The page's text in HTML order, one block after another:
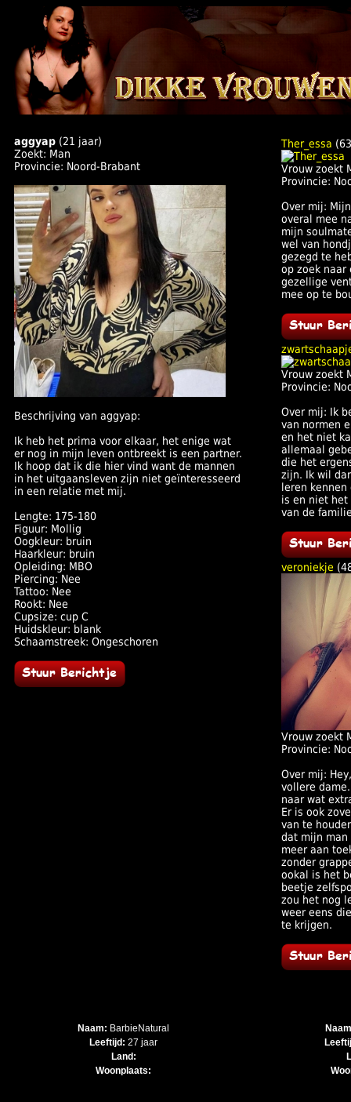
aggyap (21 jaar)
Zoekt: Man
Provincie: Noord-Brabant
Beschrijving van aggyap:
Ik heb het prima voor elkaar, het enige wat
er nog in mijn leven ontbreekt is een partner.
Ik hoop dat ik die hier vind want de mannen
in het uitgaansleven zijn niet geïnteresseerd
in een relatie met mij.
Lengte: 175-180
Figuur: Mollig
Oogkleur: bruin
Haarkleur: bruin
Opleiding: MBO
Piercing: Nee
Tattoo: Nee
Rookt: Nee
Cupsize: cup C
Huidskleur: blank
Schaamstreek: Ongeschoren
Ther_essa
Vrouw zoekt
Provincie:
Over mij:
overal mee
mijn
wel van
gezegd te
op zoek naar
gezellige
mee op te
Vrouw zoekt
Provincie:
Over mij: Ik
van normen
en het niet
allemaal
die het
zijn. Ik wil
leren
is en niet het
van de
veroniekje
Vrouw zoekt
Provincie:
Over mij:
vollere
naar wat
Er is ook
van te
dat mijn
meer aan
zonder
ookal is het
beetje
zou het nog
weer eens
te krijgen.
Naam: BarbieNatural
Leeftijd: 27 jaar
Land:
Woonplaats: